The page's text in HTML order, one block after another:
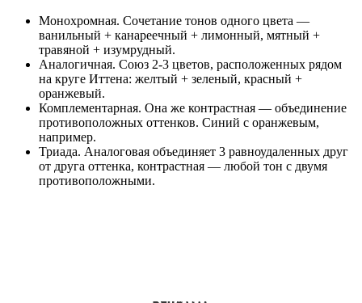
Монохромная. Сочетание тонов одного цвета —
ванильный + канареечный + лимонный, мятный +
травяной + изумрудный.
Аналогичная. Союз 2-3 цветов, расположенных рядом
на круге Иттена: желтый + зеленый, красный +
оранжевый.
Комплементарная. Она же контрастная — объединение
противоположных оттенков. Синий с оранжевым,
например.
Триада. Аналоговая объединяет 3 равноудаленных друг
от друга оттенка, контрастная — любой тон с двумя
противоположными.